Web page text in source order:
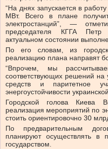
“На днях запускается в
МВт. Всего в плане
электростанций”, —
председателя КГГА
актуальном состоянии
По его словам, из
реализацию плана направят
“Впрочем, мы
соответствующих решений на
средств и паритетное
энергоустойчивости
Городской голова Киева
реализация мероприятий по
стоить ориентировочно 30
По предварительным
планируют осуществлять
государством.